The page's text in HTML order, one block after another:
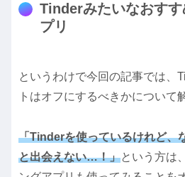
Tinderみたいなおす
プリ
というわけで今回の記事では、
トはオフにするべきかについて
「Tinderを使っているけれど、
と出会えない…！」という方は